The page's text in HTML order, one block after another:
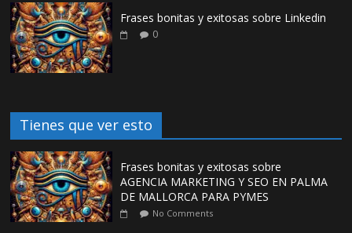
Frases bonitas y exitosas sobre Linkedin
0
Tienes que ver esto
Frases bonitas y exitosas sobre
AGENCIA MARKETING Y SEO EN PALMA
DE MALLORCA PARA PYMES
No Comments